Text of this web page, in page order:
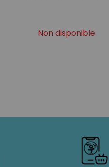
Non disponible